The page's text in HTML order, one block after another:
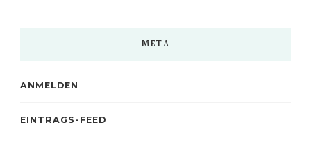
META
ANMELDEN
EINTRAGS-FEED